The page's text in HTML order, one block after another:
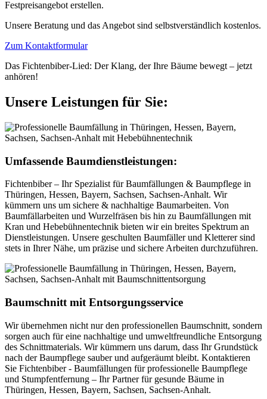
Festpreisangebot erstellen.
Unsere Beratung und das Angebot sind selbstverständlich kostenlos.
Zum Kontaktformular
Das Fichtenbiber-Lied: Der Klang, der Ihre Bäume bewegt – jetzt
anhören!
Unsere Leistungen für Sie:
Umfassende Baumdienstleistungen:
Fichtenbiber – Ihr Spezialist für Baumfällungen & Baumpflege in
Thüringen, Hessen, Bayern, Sachsen, Sachsen-Anhalt. Wir
kümmern uns um sichere & nachhaltige Baumarbeiten. Von
Baumfällarbeiten und Wurzelfräsen bis hin zu Baumfällungen mit
Kran und Hebebühnentechnik bieten wir ein breites Spektrum an
Dienstleistungen. Unsere geschulten Baumfäller und Kletterer sind
stets in Ihrer Nähe, um präzise und sichere Arbeiten durchzuführen.
Baumschnitt mit Entsorgungsservice
Wir übernehmen nicht nur den professionellen Baumschnitt, sondern
sorgen auch für eine nachhaltige und umweltfreundliche Entsorgung
des Schnittmaterials. Wir kümmern uns darum, dass Ihr Grundstück
nach der Baumpflege sauber und aufgeräumt bleibt. Kontaktieren
Sie Fichtenbiber - Baumfällungen für professionelle Baumpflege
und Stumpfentfernung – Ihr Partner für gesunde Bäume in
Thüringen, Hessen, Bayern, Sachsen, Sachsen-Anhalt.